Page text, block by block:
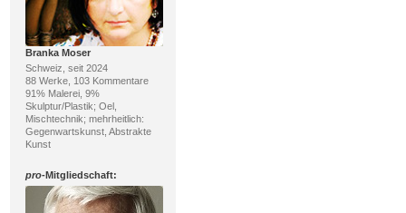
Branka Moser
Schweiz, seit 2024
88 Werke, 103 Kommentare
91% Malerei, 9%
Skulptur/Plastik; Oel,
Mischtechnik; mehrheitlich:
Gegenwartskunst, Abstrakte
Kunst
pro-Mitgliedschaft: